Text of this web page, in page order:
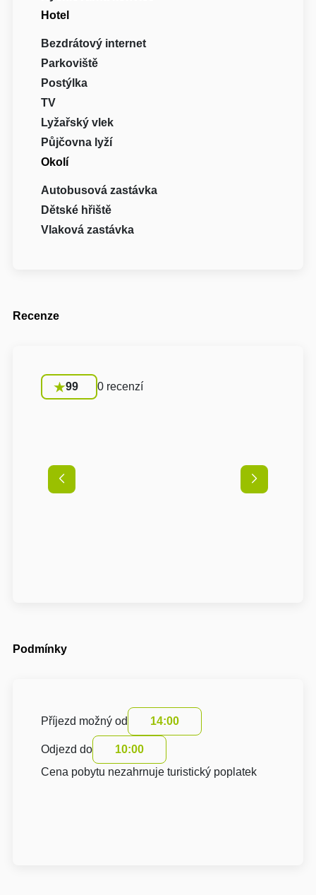
Hotel
Bezdrátový internet
Parkoviště
Postýlka
TV
Lyžařský vlek
Půjčovna lyží
Okolí
Autobusová zastávka
Dětské hřiště
Vlaková zastávka
Recenze
99 0 recenzí
Podmínky
Příjezd možný od 14:00
Odjezd do
10:00
Cena pobytu nezahrnuje turistický poplatek